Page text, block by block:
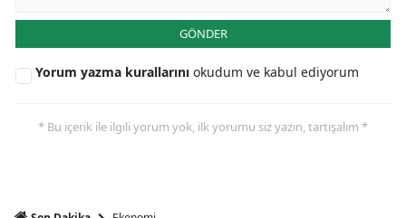
GÖNDER
Yorum yazma kurallarını okudum ve kabul ediyorum
* Bu içerik ile ilgili yorum yok, ilk yorumu siz yazın, tartışalım *